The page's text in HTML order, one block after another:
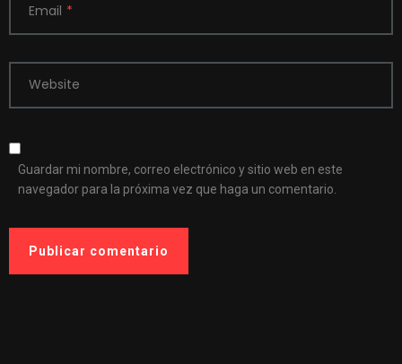
Email *
Website
Guardar mi nombre, correo electrónico y sitio web en este
navegador para la próxima vez que haga un comentario.